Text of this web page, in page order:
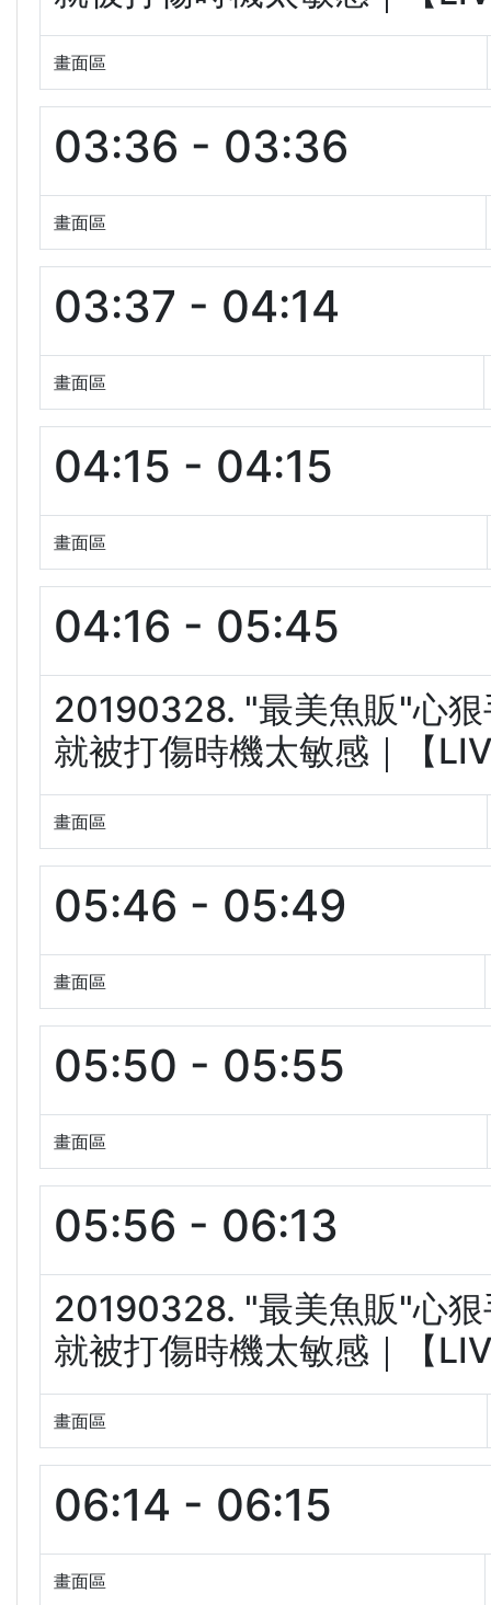
畫面區
03:36 - 03:36
畫面區
03:37 - 04:14
畫面區
04:15 - 04:15
畫面區
04:16 - 05:45
20190328. "最美魚販"心
就被打傷時機太敏感｜【
畫面區
05:46 - 05:49
畫面區
05:50 - 05:55
畫面區
05:56 - 06:13
20190328. "最美魚販"心
就被打傷時機太敏感｜【
畫面區
06:14 - 06:15
畫面區